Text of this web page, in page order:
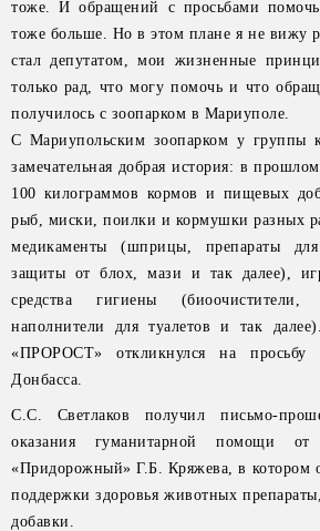
тоже. И обращений с просьбами
тоже больше. Но в этом плане я не вижу
стал депутатом, мои жизненные
только рад, что могу помочь и что
получилось с зоопарком в Мариуполе.
С Мариупольским зоопарком у
замечательная добрая история: в
100 килограммов кормов и пищевых
рыб, миски, поилки и кормушки разных
медикаменты (шприцы, препараты
защиты от блох, мази и так далее),
средства гигиены
наполнители для туалетов и так
«ПРОРОСТ» откликнулся на просьбу
Донбасса.
С.С. Светлаков получил письмо-
оказания гуманитарной помощи от
«Придорожный» Г.Б. Кряжева, в котором
поддержки здоровья животных
добавки.